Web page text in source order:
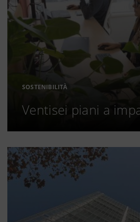
SOSTENIBILITÀ
Ventisei piani a